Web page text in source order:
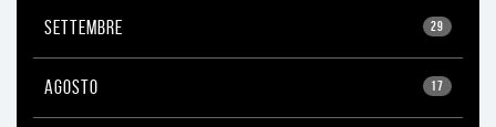
29
SETTEMBRE
17
AGOSTO